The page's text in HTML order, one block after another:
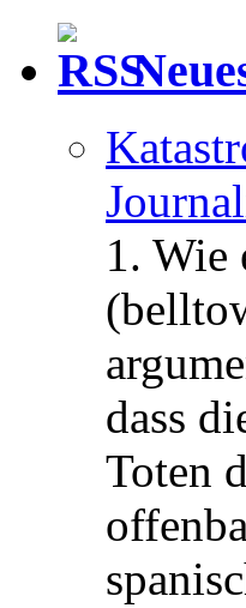
1. Wie
dass
Toten